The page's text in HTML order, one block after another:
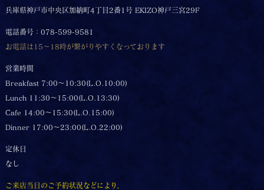
兵庫県神戸市中央区加納町4丁目2番1号 EKIZO神戸三宮29F
電話番号：078-599-9581
お電話は15～18時が繋がりやすくなっております
営業時間
Breakfast 7:00～10:30(L.O.10:00)
Lunch 11:30～15:00(L.O.13:30)
Cafe 14:00～15:30(L.O.15:00)
Dinner 17:00～23:00(L.O.22:00)
定休日
なし
ご来店当日のご予約状況などにより、